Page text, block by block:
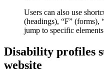
Users can also use
(headings), “F” (forms),
jump to specific
Disability profiles
website